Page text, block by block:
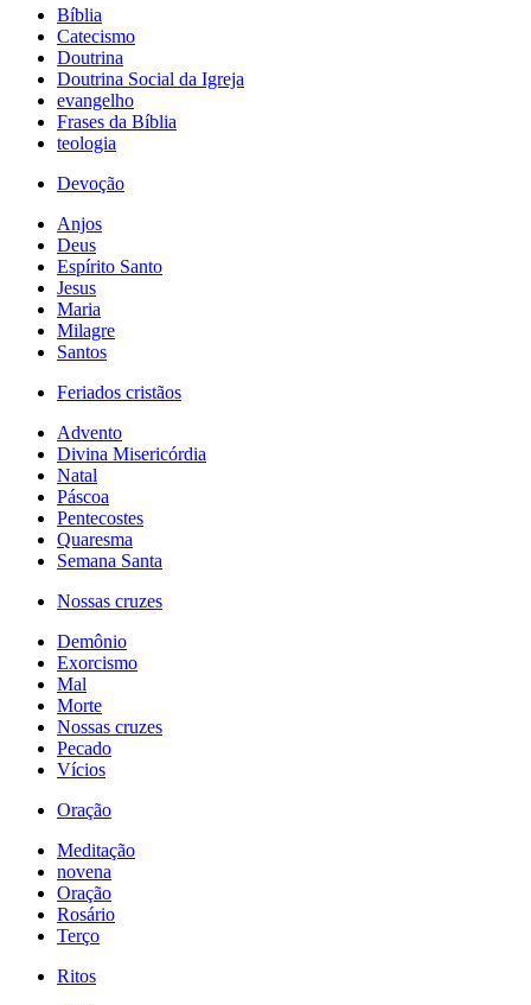
Bíblia
Catecismo
Doutrina
Doutrina Social da Igreja
evangelho
Frases da Bíblia
teologia
Devoção
Anjos
Deus
Espírito Santo
Jesus
Maria
Milagre
Santos
Feriados cristãos
Advento
Divina Misericórdia
Natal
Páscoa
Pentecostes
Quaresma
Semana Santa
Nossas cruzes
Demônio
Exorcismo
Mal
Morte
Nossas cruzes
Pecado
Vícios
Oração
Meditação
novena
Oração
Rosário
Terço
Ritos